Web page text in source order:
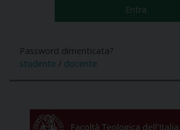
Password dimenticata?
studente / docente